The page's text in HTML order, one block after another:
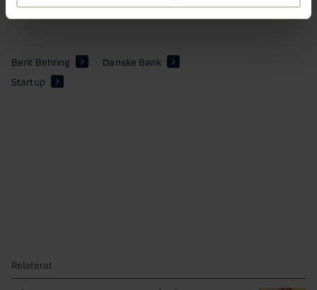
Berit Behring
Danske Bank
Startup
Relaterat